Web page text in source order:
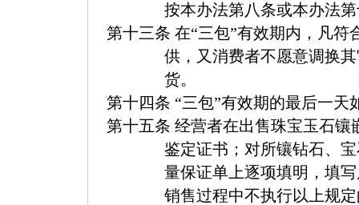
按本办法第八条或本办法
第十三条 在“三包”有效期内，凡符
供，又消费者不愿意调换
货。
第十四条 “三包”有效期的最后一天
第十五条 经营者在出售珠宝玉石镶
鉴定证书；对所镶钻石、
量保证单上逐项填明，填
销售过程中不执行以上规